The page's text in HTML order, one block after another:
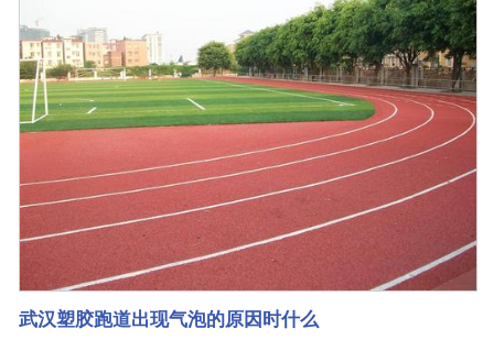
武汉塑胶跑道出现气泡的原因时什么